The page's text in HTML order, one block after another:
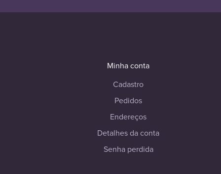
Minha conta
Cadastro
Pedidos
Endereços
Detalhes da conta
Senha perdida